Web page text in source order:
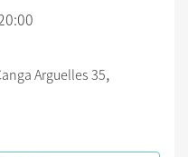
Arguelles 35,